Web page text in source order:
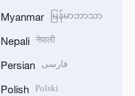
Myanmar မြန်မာဘာသာ
Nepali नेपाली
Persian فارسی
Polish Polski